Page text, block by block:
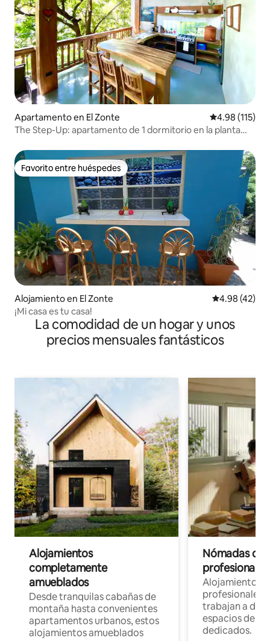
Apartamento en El Zonte Calificación
4.98 (115)
The Step-Up: apartamento de 1 dormitorio en la planta
Favorito entre huéspedes
Favorito entre huéspedes
Alojamiento en El Zonte Calificación
4.98 (42)
¡Mi casa es tu casa!
La comodidad de un hogar y unos
precios mensuales fantásticos
Alojamientos
completamente
amueblados
Desde tranquilas cabañas de
montaña hasta convenientes
apartamentos urbanos, estos
alojamientos amueblados
Nómadas
Alojamientos
profesionales
trabajan a
espacios de
dedicados.